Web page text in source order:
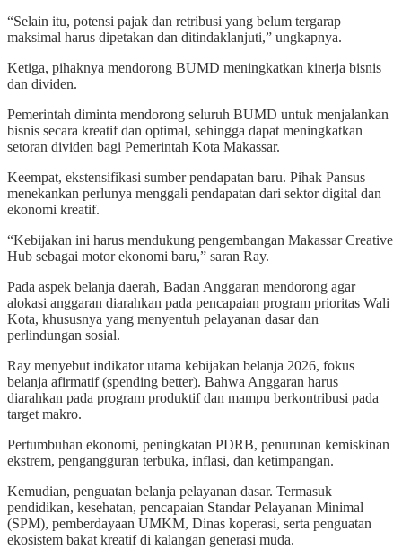
“Selain itu, potensi pajak dan retribusi yang belum tergarap
maksimal harus dipetakan dan ditindaklanjuti,” ungkapnya.
Ketiga, pihaknya mendorong BUMD meningkatkan kinerja bisnis
dan dividen.
Pemerintah diminta mendorong seluruh BUMD untuk menjalankan
bisnis secara kreatif dan optimal, sehingga dapat meningkatkan
setoran dividen bagi Pemerintah Kota Makassar.
Keempat, ekstensifikasi sumber pendapatan baru. Pihak Pansus
menekankan perlunya menggali pendapatan dari sektor digital dan
ekonomi kreatif.
“Kebijakan ini harus mendukung pengembangan Makassar Creative
Hub sebagai motor ekonomi baru,” saran Ray.
Pada aspek belanja daerah, Badan Anggaran mendorong agar
alokasi anggaran diarahkan pada pencapaian program prioritas Wali
Kota, khususnya yang menyentuh pelayanan dasar dan
perlindungan sosial.
Ray menyebut indikator utama kebijakan belanja 2026, fokus
belanja afirmatif (spending better). Bahwa Anggaran harus
diarahkan pada program produktif dan mampu berkontribusi pada
target makro.
Pertumbuhan ekonomi, peningkatan PDRB, penurunan kemiskinan
ekstrem, pengangguran terbuka, inflasi, dan ketimpangan.
Kemudian, penguatan belanja pelayanan dasar. Termasuk
pendidikan, kesehatan, pencapaian Standar Pelayanan Minimal
(SPM), pemberdayaan UMKM, Dinas koperasi, serta penguatan
ekosistem bakat kreatif di kalangan generasi muda.